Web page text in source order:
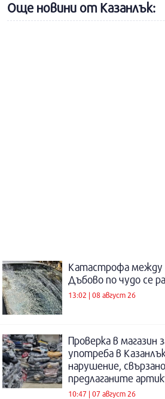
Още новини от Казанлък:
Катастрофа между
Дъбово по чудо се
13:02 | 08 август 26
Проверка в магазин
употреба в
нарушение,
предлаганите
10:47 | 07 август 26